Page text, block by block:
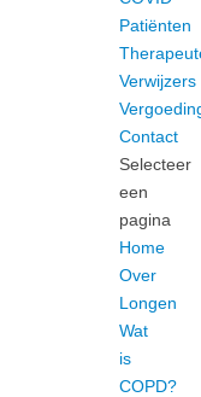
Patiënten
Verwijzers
Contact
Selecteer
een
pagina
Home
Over
Longen
Wat
is
COPD?